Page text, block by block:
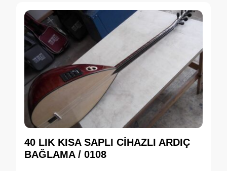
40 LIK KISA SAPLI CİHAZLI ARDIÇ
BAĞLAMA / 0108